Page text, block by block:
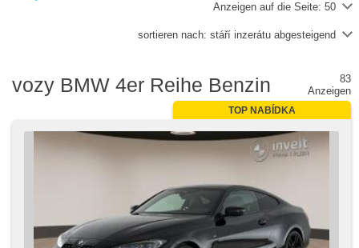
Anzeigen auf die Seite: 50
sortieren nach: stáří inzerátu abgesteigend
vozy BMW 4er Reihe Benzin
83
Anzeigen
TOP NABÍDKA